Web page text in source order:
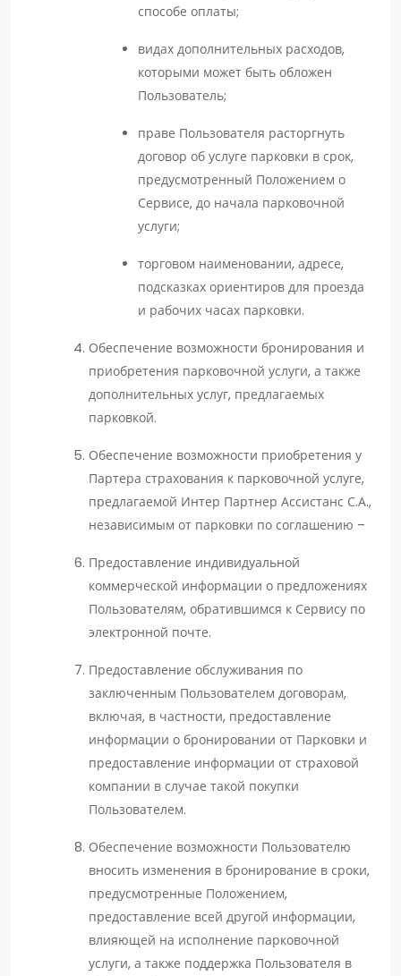
способе оплаты;
видах дополнительных расходов,
которыми может быть обложен
Пользователь;
праве Пользователя расторгнуть
договор об услуге парковки в срок,
предусмотренный Положением о
Сервисе, до начала парковочной
услуги;
торговом наименовании, адресе,
подсказках ориентиров для проезда
и рабочих часах парковки.
Обеспечение возможности бронирования и
приобретения парковочной услуги, а также
дополнительных услуг, предлагаемых
парковкой.
Обеспечение возможности приобретения у
Партера страхования к парковочной услуге,
предлагаемой Интер Партнер Ассистанс С.А.,
независимым от парковки по соглашению –
Предоставление индивидуальной
коммерческой информации о предложениях
Пользователям, обратившимся к Сервису по
электронной почте.
Предоставление обслуживания по
заключенным Пользователем договорам,
включая, в частности, предоставление
информации о бронировании от Парковки и
предоставление информации от страховой
компании в случае такой покупки
Пользователем.
Обеспечение возможности Пользователю
вносить изменения в бронирование в сроки,
предусмотренные Положением,
предоставление всей другой информации,
влияющей на исполнение парковочной
услуги, а также поддержка Пользователя в